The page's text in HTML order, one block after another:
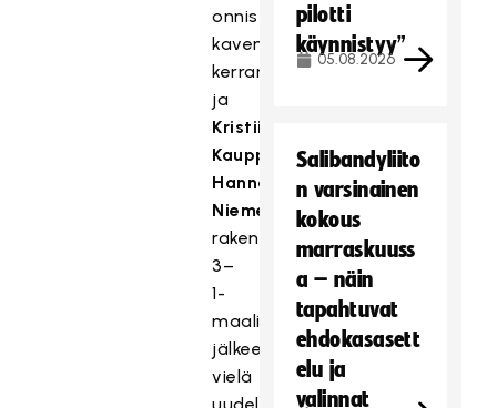
onnistui
kaventamaan
kerran
ja
Kristiina
Kauppilan
Hanna
Niemelälle
rakentaman
3–
1-
maalin
jälkeen
vielä
pilotti
käynnistyy”
05.08.2026
Salibandyliito
n varsinainen
kokous
marraskuuss
a – näin
tapahtuvat
ehdokasasett
elu ja
valinnat